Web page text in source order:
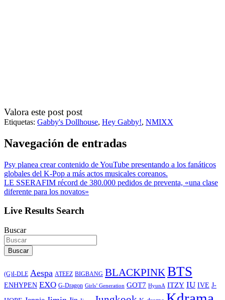
Valora este post post
Etiquetas: Gabby's Dollhouse, Hey Gabby!, NMIXX
Navegación de entradas
Psy planea crear contenido de YouTube presentando a los fanáticos
globales del K-Pop a más actos musicales coreanos.
LE SSERAFIM récord de 380.000 pedidos de preventa, «una clase
diferente para los novatos»
Live Results Search
Buscar
Buscar
(G)I-DLE Aespa ATEEZ BIGBANG BLACKPINKBTS
ENHYPEN EXO G-Dragon Girls’ Generation GOT7 HyunA ITZY IU IVE J-